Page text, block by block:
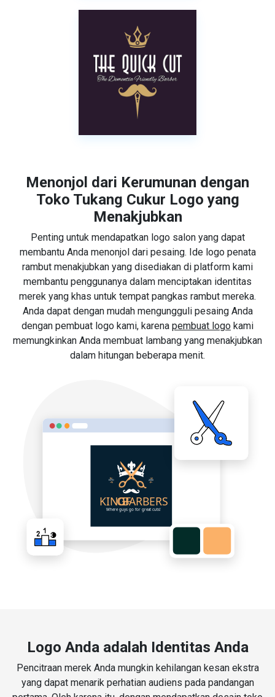
Menonjol dari Kerumunan dengan
Toko Tukang Cukur Logo yang
Menakjubkan
Penting untuk mendapatkan logo salon yang dapat
membantu Anda menonjol dari pesaing. Ide logo penata
rambut menakjubkan yang disediakan di platform kami
membantu penggunanya dalam menciptakan identitas
merek yang khas untuk tempat pangkas rambut mereka.
Anda dapat dengan mudah mengungguli pesaing Anda
dengan pembuat logo kami, karena pembuat logo kami
memungkinkan Anda membuat lambang yang menakjubkan
dalam hitungan beberapa menit.
Logo Anda adalah Identitas Anda
Pencitraan merek Anda mungkin kehilangan kesan ekstra
yang dapat menarik perhatian audiens pada pandangan